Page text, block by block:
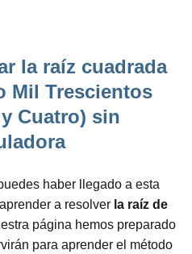
la raíz cuadrada
Mil Trescientos
Cuatro) sin
haber llegado a esta
a resolver la raíz de
página hemos preparado
para aprender el método